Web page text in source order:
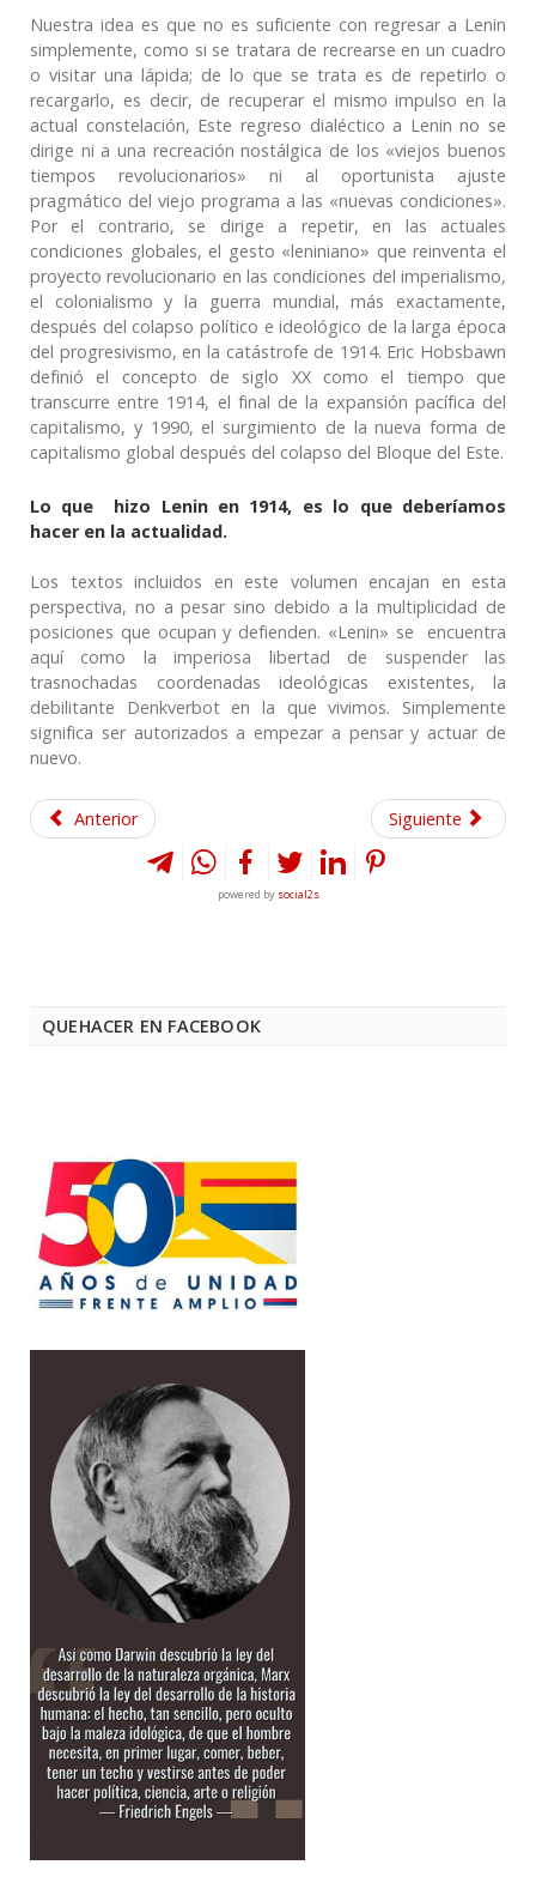
Nuestra idea es que no es suficiente con regresar a Lenin
simplemente, como si se tratara de recrearse en un cuadro
o visitar una lápida; de lo que se trata es de repetirlo o
recargarlo, es decir, de recuperar el mismo impulso en la
actual constelación, Este regreso dialéctico a Lenin no se
dirige ni a una recreación nostálgica de los «viejos buenos
tiempos revolucionarios» ni al oportunista ajuste
pragmático del viejo programa a las «nuevas condiciones».
Por el contrario, se dirige a repetir, en las actuales
condiciones globales, el gesto «leniniano» que reinventa el
proyecto revolucionario en las condiciones del imperialismo,
el colonialismo y la guerra mundial, más exactamente,
después del colapso político e ideológico de la larga época
del progresivismo, en la catástrofe de 1914. Eric Hobsbawn
definió el concepto de siglo XX como el tiempo que
transcurre entre 1914, el final de la expansión pacífica del
capitalismo, y 1990, el surgimiento de la nueva forma de
capitalismo global después del colapso del Bloque del Este.
Lo que hizo Lenin en 1914, es lo que deberíamos
hacer en la actualidad.
Los textos incluidos en este volumen encajan en esta
perspectiva, no a pesar sino debido a la multiplicidad de
posiciones que ocupan y defienden. «Lenin» se encuentra
aquí como la imperiosa libertad de suspender las
trasnochadas coordenadas ideológicas existentes, la
debilitante Denkverbot en la que vivimos. Simplemente
significa ser autorizados a empezar a pensar y actuar de
nuevo.
Anterior Siguiente
powered by social2s
QUEHACER EN FACEBOOK